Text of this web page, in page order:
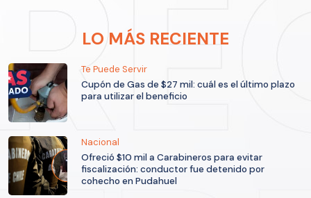
LO MÁS RECIENTE
Te Puede Servir
Cupón de Gas de $27 mil: cuál es el último plazo
para utilizar el beneficio
Nacional
Ofreció $10 mil a Carabineros para evitar
fiscalización: conductor fue detenido por
cohecho en Pudahuel